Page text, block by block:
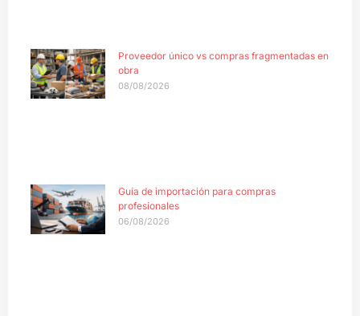
Proveedor único vs compras fragmentadas en
obra
08/08/2026
Guía de importación para compras
profesionales
06/08/2026